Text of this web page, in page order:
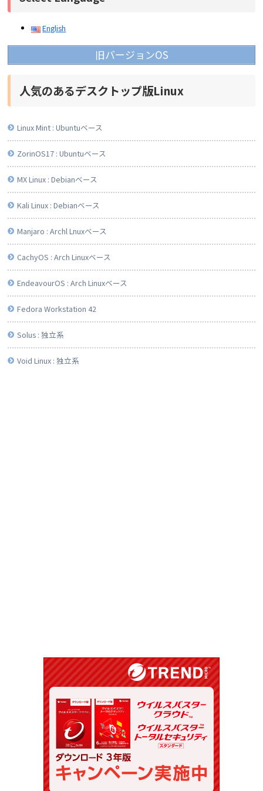
English
旧バージョンOS
人気のあるデスクトップ版Linux
Linux Mint : Ubuntuベース
ZorinOS17 : Ubuntuベース
MX Linux : Debianベース
Kali Linux : Debianベース
Manjaro : Archl Lnuxベース
CachyOS : Arch Linuxベース
EndeavourOS : Arch Linuxベース
Fedora Workstation 42
Solus : 独立系
Void Linux : 独立系